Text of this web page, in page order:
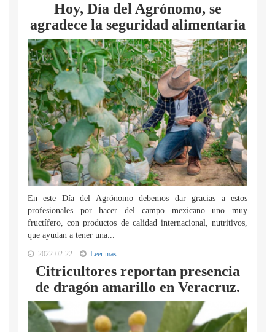
Hoy, Día del Agrónomo, se
agradece la seguridad alimentaria
En este Día del Agrónomo debemos dar gracias a estos
profesionales por hacer del campo mexicano uno muy
fructífero, con productos de calidad internacional, nutritivos,
que ayudan a tener una...
2022-02-22 Leer mas...
Citricultores reportan presencia
de dragón amarillo en Veracruz.